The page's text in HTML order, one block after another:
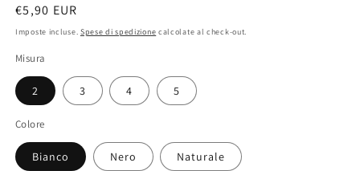
Prezzo
di
€5,90 EUR
Imposte incluse. Spese di spedizione calcolate al check-out.
Misura
2 3 4 5
Colore
Bianco Nero Naturale